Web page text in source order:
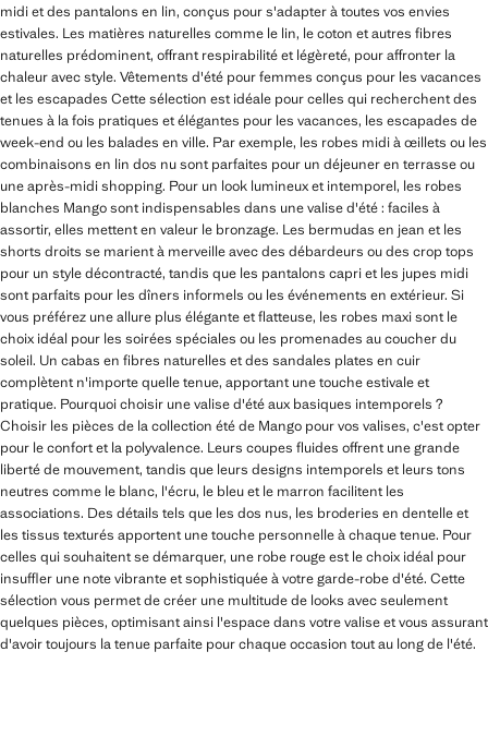
midi et des pantalons en lin, conçus pour s'adapter à toutes vos envies
estivales. Les matières naturelles comme le lin, le coton et autres fibres
naturelles prédominent, offrant respirabilité et légèreté, pour affronter la
chaleur avec style. Vêtements d'été pour femmes conçus pour les vacances
et les escapades Cette sélection est idéale pour celles qui recherchent des
tenues à la fois pratiques et élégantes pour les vacances, les escapades de
week-end ou les balades en ville. Par exemple, les robes midi à œillets ou les
combinaisons en lin dos nu sont parfaites pour un déjeuner en terrasse ou
une après-midi shopping. Pour un look lumineux et intemporel, les robes
blanches Mango sont indispensables dans une valise d'été : faciles à
assortir, elles mettent en valeur le bronzage. Les bermudas en jean et les
shorts droits se marient à merveille avec des débardeurs ou des crop tops
pour un style décontracté, tandis que les pantalons capri et les jupes midi
sont parfaits pour les dîners informels ou les événements en extérieur. Si
vous préférez une allure plus élégante et flatteuse, les robes maxi sont le
choix idéal pour les soirées spéciales ou les promenades au coucher du
soleil. Un cabas en fibres naturelles et des sandales plates en cuir
complètent n'importe quelle tenue, apportant une touche estivale et
pratique. Pourquoi choisir une valise d'été aux basiques intemporels ?
Choisir les pièces de la collection été de Mango pour vos valises, c'est opter
pour le confort et la polyvalence. Leurs coupes fluides offrent une grande
liberté de mouvement, tandis que leurs designs intemporels et leurs tons
neutres comme le blanc, l'écru, le bleu et le marron facilitent les
associations. Des détails tels que les dos nus, les broderies en dentelle et
les tissus texturés apportent une touche personnelle à chaque tenue. Pour
celles qui souhaitent se démarquer, une robe rouge est le choix idéal pour
insuffler une note vibrante et sophistiquée à votre garde-robe d'été. Cette
sélection vous permet de créer une multitude de looks avec seulement
quelques pièces, optimisant ainsi l'espace dans votre valise et vous assurant
d'avoir toujours la tenue parfaite pour chaque occasion tout au long de l'été.